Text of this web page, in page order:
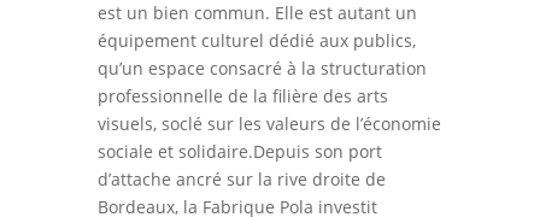
est un bien commun. Elle est autant un
équipement culturel dédié aux publics,
qu’un espace consacré à la structuration
professionnelle de la filière des arts
visuels, soclé sur les valeurs de l’économie
sociale et solidaire.Depuis son port
d’attache ancré sur la rive droite de
Bordeaux, la Fabrique Pola investit